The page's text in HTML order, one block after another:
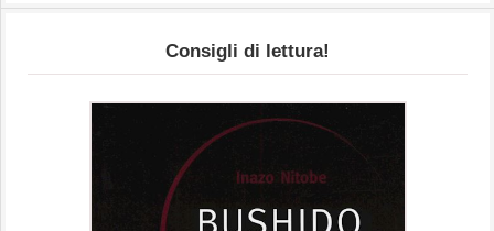
Consigli di lettura!